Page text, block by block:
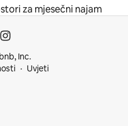
za mjesečni najam
Inc.
Uvjeti